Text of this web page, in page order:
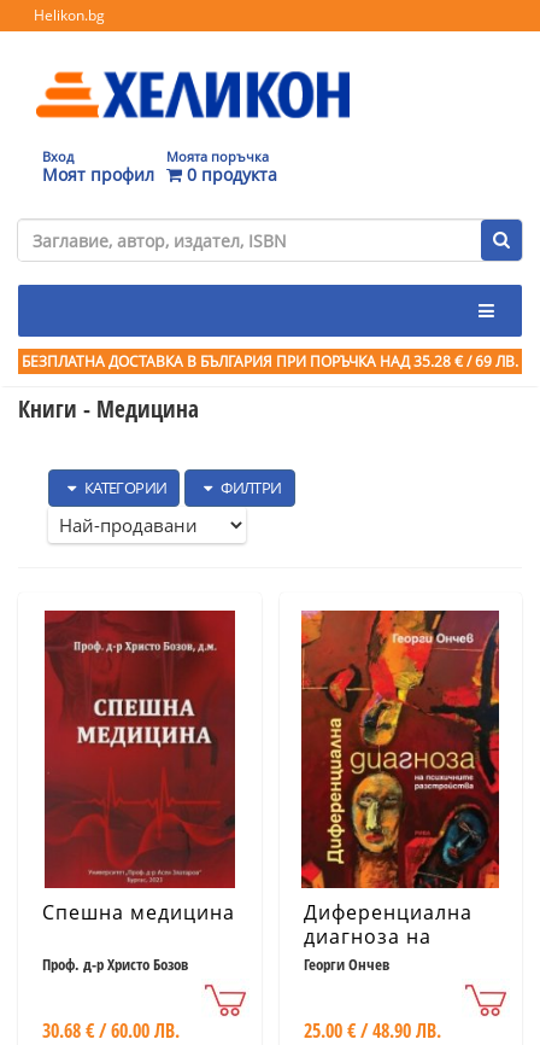
Helikon.bg
Вход
Моят профил
Моята поръчка
0 продукта
БЕЗПЛАТНА ДОСТАВКА В БЪЛГАРИЯ ПРИ ПОРЪЧКА НАД 35.28 € / 69 ЛВ.
Книги - Медицина
КАТЕГОРИИ ФИЛТРИ
Спешна медицина
Проф. д-р Христо Бозов
30.68 € / 60.00 ЛВ.
Диференциална
диагноза на
психичните
Георги Ончев
25.00 € / 48.90 ЛВ.